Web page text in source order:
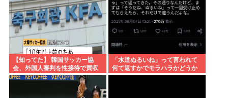
【知ってた】 韓国サッカー協
会、外国人審判を性接待で買収
していた事が判明
「水道ぬるいね」って言われて
何て返すかでモラハラかどうか
わかるらしいwww